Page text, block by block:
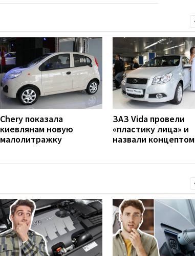
Chery показала
киевлянам новую
малолитражку
ЗАЗ Vida провели
«пластику лица» и
назвали концептом